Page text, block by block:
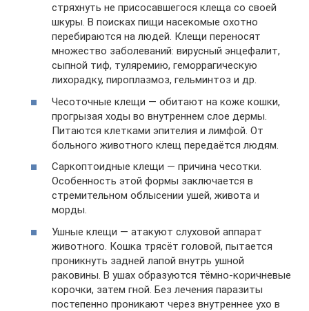
стряхнуть не присосавшегося клеща со своей
шкуры. В поисках пищи насекомые охотно
перебираются на людей. Клещи переносят
множество заболеваний: вирусный энцефалит,
сыпной тиф, туляремию, геморрагическую
лихорадку, пироплазмоз, гельминтоз и др.
Чесоточные клещи — обитают на коже кошки,
прогрызая ходы во внутреннем слое дермы.
Питаются клетками эпителия и лимфой. От
больного животного клещ передаётся людям.
Саркоптоидные клещи — причина чесотки.
Особенность этой формы заключается в
стремительном облысении ушей, живота и
морды.
Ушные клещи — атакуют слуховой аппарат
животного. Кошка трясёт головой, пытается
проникнуть задней лапой внутрь ушной
раковины. В ушах образуются тёмно-коричневые
корочки, затем гной. Без лечения паразиты
постепенно проникают через внутреннее ухо в